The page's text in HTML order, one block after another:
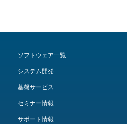
ソフトウェア一覧
システム開発
基盤サービス
セミナー情報
サポート情報